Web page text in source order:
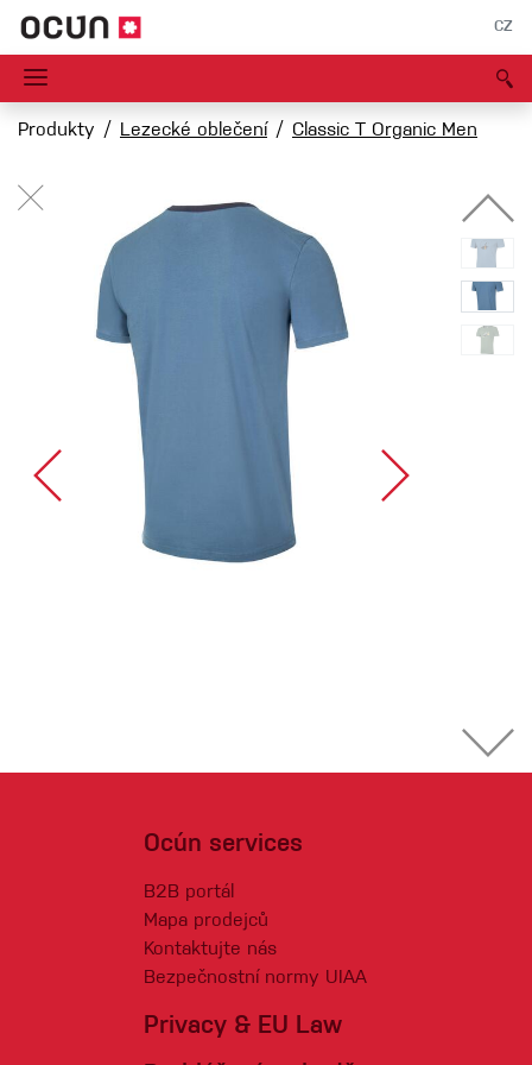
CZ
Produkty Lezecké oblečení Classic T Organic Men
Ocún services
B2B portál
Mapa prodejců
Kontaktujte nás
Bezpečnostní normy UIAA
Privacy & EU Law